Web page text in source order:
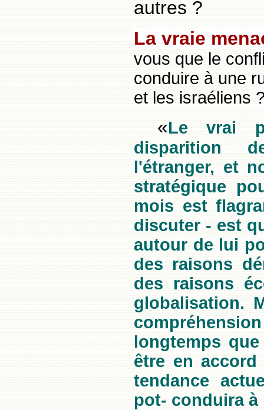
autres ?
La vraie
vous que le
conduire à une
et les israéliens
«Le vrai
disparition
l'étranger, et
stratégique
mois est
discuter - est
autour de lui
des raisons
des raisons
globalisation.
longtemps
être en
tendance
pot- conduira